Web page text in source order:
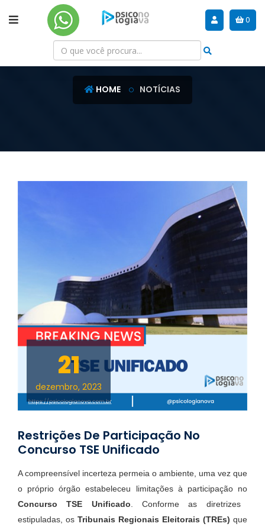
0
NOTÍCIAS
HOME NOTÍCIAS
21
dezembro, 2023
Restrições De Participação No
Concurso TSE Unificado
A compreensível incerteza permeia o ambiente, uma vez que
o próprio órgão estabeleceu limitações à participação no
Concurso TSE Unificado . Conforme as diretrizes
estipuladas, os Tribunais Regionais Eleitorais (TREs) que